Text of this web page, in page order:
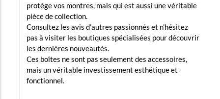
protège vos montres, mais qui est aussi une véritable
pièce de collection.
Consultez les avis d'autres passionnés et n'hésitez
pas à visiter les boutiques spécialisées pour découvrir
les dernières nouveautés.
Ces boîtes ne sont pas seulement des accessoires,
mais un véritable investissement esthétique et
fonctionnel.